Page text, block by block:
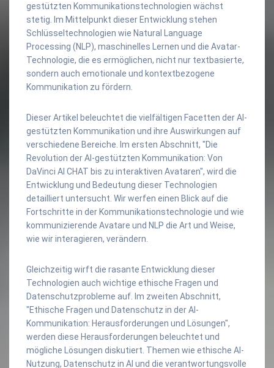
gestützten Kommunikationstechnologien wächst
stetig. Im Mittelpunkt dieser Entwicklung stehen
Schlüsseltechnologien wie Natural Language
Processing (NLP), maschinelles Lernen und die Avatar-
Technologie, die es ermöglichen, nicht nur textbasierte,
sondern auch emotionale und kontextbezogene
Kommunikation zu fördern.
Dieser Artikel beleuchtet die vielfältigen Facetten der AI-
gestützten Kommunikation und ihre Auswirkungen auf
verschiedene Bereiche. Im ersten Abschnitt, "Die
Revolution der AI-gestützten Kommunikation: Von
DaVinci AI CHAT bis zu interaktiven Avataren", wird die
Entwicklung und Bedeutung dieser Technologien
detailliert untersucht. Wir werfen einen Blick auf die
Fortschritte in der Kommunikationstechnologie und wie
kommunizierende Avatare und NLP die Art und Weise,
wie wir interagieren, verändern.
Gleichzeitig wirft die rasante Entwicklung dieser
Technologien auch wichtige ethische Fragen und
Datenschutzprobleme auf. Im zweiten Abschnitt,
"Ethische Fragen und Datenschutz in der AI-
Kommunikation: Herausforderungen und Lösungen",
werden diese Herausforderungen beleuchtet und
mögliche Lösungen diskutiert. Themen wie ethische AI-
Nutzung, Datenschutz in AI und die verantwortungsvolle